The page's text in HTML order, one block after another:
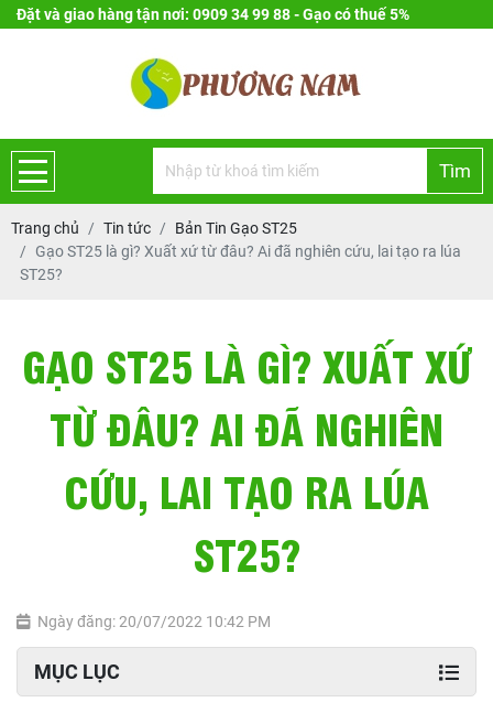
Đặt và giao hàng tận nơi: 0909 34 99 88 - Gạo có thuế 5%
Tìm
Trang chủ Tin tức
Bản Tin Gạo ST25
Gạo ST25 là gì? Xuất xứ từ đâu? Ai đã nghiên cứu, lai tạo ra lúa
ST25?
GẠO ST25 LÀ GÌ? XUẤT XỨ
TỪ ĐÂU? AI ĐÃ NGHIÊN
CỨU, LAI TẠO RA LÚA
ST25?
Ngày đăng: 20/07/2022 10:42 PM
MỤC LỤC